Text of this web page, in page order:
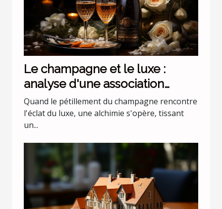
Le champagne et le luxe :
analyse d'une association
incontournable
Quand le pétillement du champagne rencontre
l'éclat du luxe, une alchimie s'opère, tissant
un...